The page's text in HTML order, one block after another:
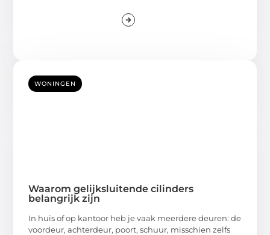
WONINGEN
Waarom gelijksluitende cilinders
belangrijk zijn
In huis of op kantoor heb je vaak meerdere deuren: de
voordeur, achterdeur, poort, schuur, misschien zelfs